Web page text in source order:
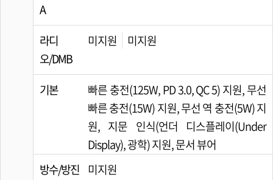
A
라디
오/DMB
미지원 미지원
기본
빠른 충전(125W, PD 3.0, QC 5) 지원, 무선
빠른 충전(15W) 지원, 무선 역 충전(5W) 지
원, 지문 인식(언더 디스플레이(Under
Display), 광학) 지원, 문서 뷰어
방수/방진 미지원